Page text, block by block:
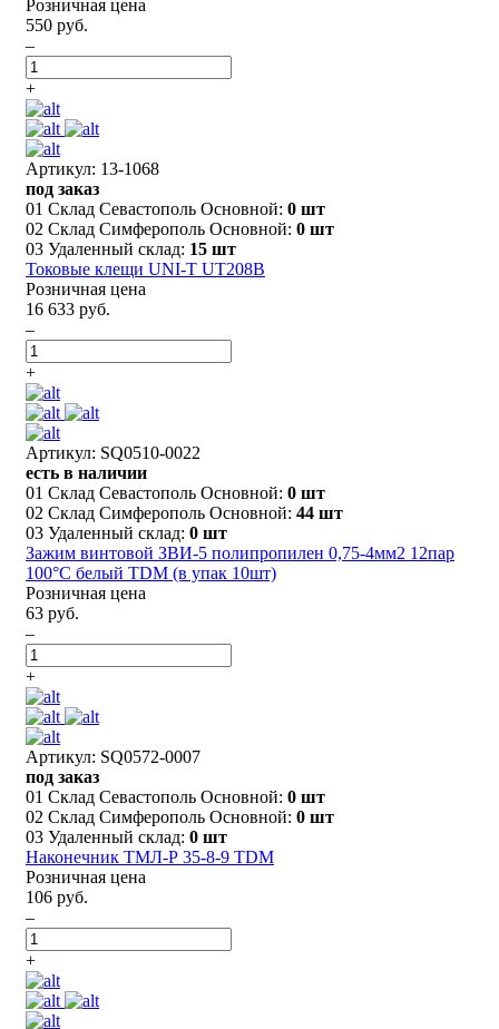
Розничная цена
550 руб.
–
+
Артикул: 13-1068
под заказ
01 Склад Севастополь Основной: 0 шт
02 Склад Симферополь Основной: 0 шт
03 Удаленный склад: 15 шт
Токовые клещи UNI-T UT208B
Розничная цена
16 633 руб.
–
+
Артикул: SQ0510-0022
есть в наличии
01 Склад Севастополь Основной: 0 шт
02 Склад Симферополь Основной: 44 шт
03 Удаленный склад: 0 шт
Зажим винтовой ЗВИ-5 полипропилен 0,75-4мм2 12пар
100°С белый TDM (в упак 10шт)
Розничная цена
63 руб.
–
+
Артикул: SQ0572-0007
под заказ
01 Склад Севастополь Основной: 0 шт
02 Склад Симферополь Основной: 0 шт
03 Удаленный склад: 0 шт
Наконечник ТМЛ-Р 35-8-9 TDM
Розничная цена
106 руб.
–
+